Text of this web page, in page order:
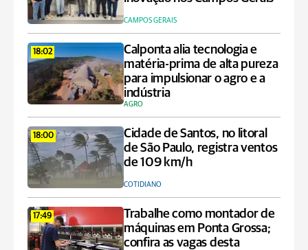
CAMPOS GERAIS
18:02
Calponta alia tecnologia e
matéria-prima de alta pureza
para impulsionar o agro e a
indústria
AGRO
18:00
Cidade de Santos, no litoral
de São Paulo, registra ventos
de 109 km/h
COTIDIANO
17:49
Trabalhe como montador de
máquinas em Ponta Grossa;
confira as vagas desta